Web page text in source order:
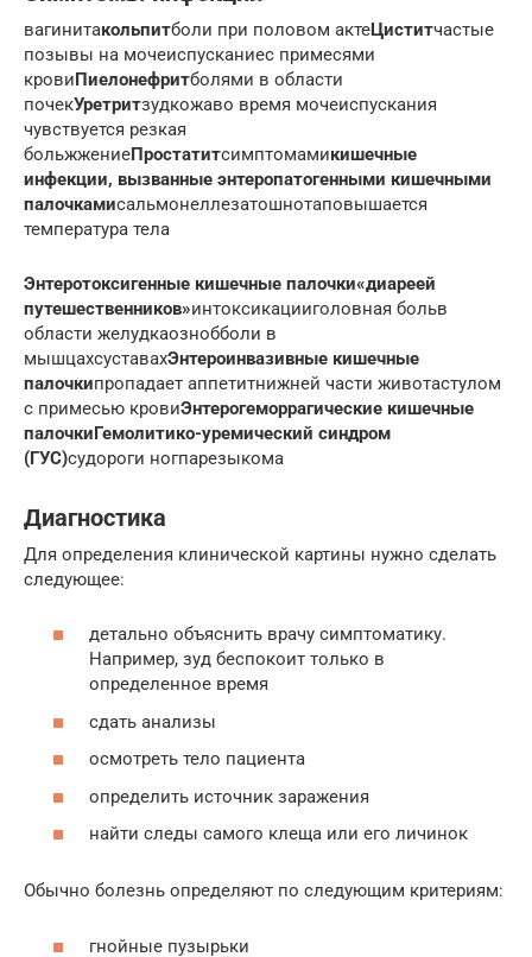
вагинитакольпитболи при половом актеЦиститчастые
позывы на мочеиспусканиес примесями
кровиПиелонефритболями в области
почекУретритзудкожаво время мочеиспускания
чувствуется резкая
больжжениеПростатитсимптомамикишечные
инфекции, вызванные энтеропатогенными кишечными
палочкамисальмонеллезатошнотаповышается
температура тела
Энтеротоксигенные кишечные палочки«диареей
путешественников»интоксикацииголовная больв
области желудкаознобболи в
мышцахсуставахЭнтероинвазивные кишечные
палочкипропадает аппетитнижней части животастулом
с примесью кровиЭнтерогеморрагические кишечные
палочкиГемолитико-уремический синдром
(ГУС)судороги ногпарезыкома
Диагностика
Для определения клинической картины нужно сделать
следующее:
детально объяснить врачу симптоматику.
Например, зуд беспокоит только в
определенное время
сдать анализы
осмотреть тело пациента
определить источник заражения
найти следы самого клеща или его личинок
Обычно болезнь определяют по следующим критериям:
гнойные пузырьки